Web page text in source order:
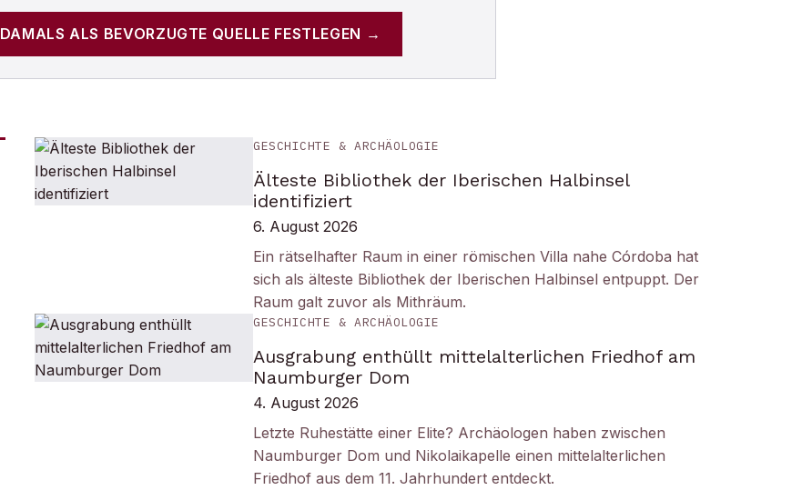
DAMALS ALS BEVORZUGTE QUELLE FESTLEGEN →
GESCHICHTE & ARCHÄOLOGIE
Älteste Bibliothek der Iberischen Halbinsel
identifiziert
6. August 2026
Ein rätselhafter Raum in einer römischen Villa nahe Córdoba hat
sich als älteste Bibliothek der Iberischen Halbinsel entpuppt. Der
Raum galt zuvor als Mithräum.
GESCHICHTE & ARCHÄOLOGIE
Ausgrabung enthüllt mittelalterlichen Friedhof am
Naumburger Dom
4. August 2026
Letzte Ruhestätte einer Elite? Archäologen haben zwischen
Naumburger Dom und Nikolaikapelle einen mittelalterlichen
Friedhof aus dem 11. Jahrhundert entdeckt.